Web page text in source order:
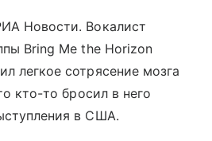
Новости. Вокалист
Bring Me the Horizon
легкое сотрясение мозга
кто-то бросил в него
в США.